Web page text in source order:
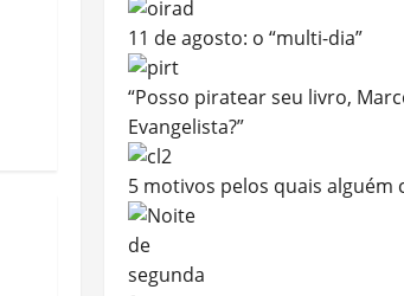
11 de agosto: o “multi-dia”
“Posso piratear seu livro,
Evangelista?”
5 motivos pelos quais alguém